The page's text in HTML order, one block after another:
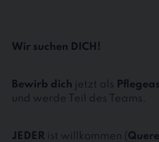
Wir suchen DICH!
Bewirb dich jetzt als
und werde Teil des Teams.
JEDER ist willkommen (